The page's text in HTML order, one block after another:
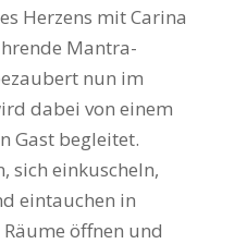
Herzens mit Carina
Mantra-
nun im
dabei von einem
Gast begleitet.
sich einkuscheln,
eintauchen in
öffnen und